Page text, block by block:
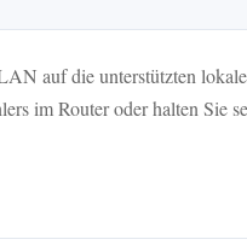
auf die unterstützten
im Router oder halten Sie